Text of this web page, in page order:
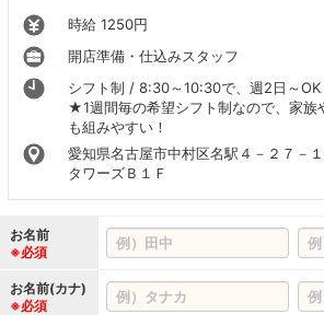
時給 1250円
開店準備・仕込みスタッフ
シフト制 / 8:30～10:30で、週2日～
★1週間毎の希望シフト制なので、家族
も組みやすい！
愛知県名古屋市中村区名駅４－２７－
タワーズＢ１Ｆ
お名前
※必須
お名前(カナ)
※必須